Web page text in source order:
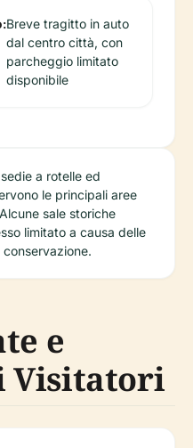
Breve tragitto in auto
dal centro città, con
parcheggio limitato
disponibile
a rotelle ed
le principali aree
sale storiche
limitato a causa delle
e
Visitatori